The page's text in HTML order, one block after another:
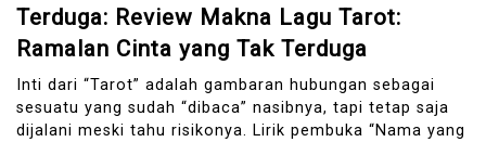
Terduga: Review Makna Lagu Tarot:
Ramalan Cinta yang Tak Terduga
Inti dari “Tarot” adalah gambaran hubungan sebagai
sesuatu yang sudah “dibaca” nasibnya, tapi tetap saja
dijalani meski tahu risikonya. Lirik pembuka “Nama yang